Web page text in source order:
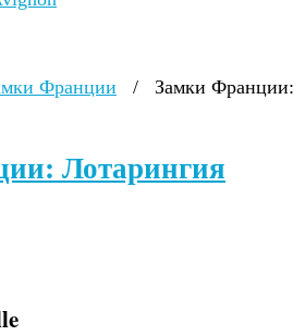
Франции /
Замки Франции:
Лотарингия